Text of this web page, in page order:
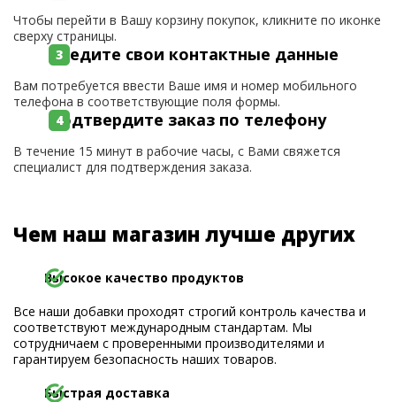
Чтобы перейти в Вашу корзину покупок, кликните по иконке
сверху страницы.
Введите свои контактные данные
Вам потребуется ввести Ваше имя и номер мобильного
телефона в соответствующие поля формы.
Подтвердите заказ по телефону
В течение 15 минут в рабочие часы, с Вами свяжется
специалист для подтверждения заказа.
Чем наш магазин лучше других
Высокое качество продуктов
Все наши добавки проходят строгий контроль качества и
соответствуют международным стандартам. Мы
сотрудничаем с проверенными производителями и
гарантируем безопасность наших товаров.
Быстрая доставка